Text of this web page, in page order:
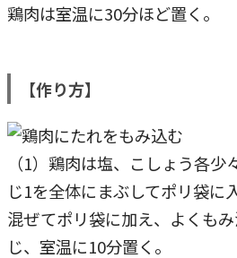
鶏肉は室温に30分ほど置く。
【作り方】
（1）鶏肉は塩、こしょう各少
じ1を全体にまぶしてポリ袋に
混ぜてポリ袋に加え、よくも
じ、室温に10分置く。